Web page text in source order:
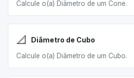
Calcule o(a) Diâmetro de um Cone.
📐 Diâmetro de Cubo
Calcule o(a) Diâmetro de um Cubo.